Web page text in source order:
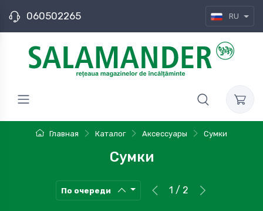
060502265 RU
Главная Каталог Аксессуары Сумки
Сумки
По очереди 1 / 2